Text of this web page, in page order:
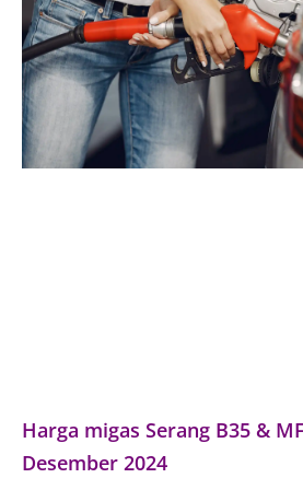
Harga migas Serang B35 &
Desember 2024